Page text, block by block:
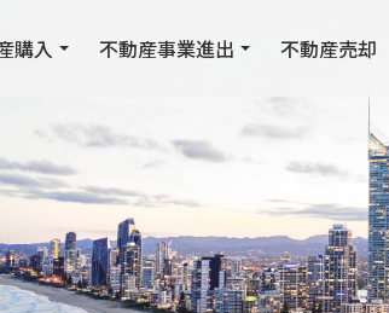
購入 不動産事業進出 不動産売却